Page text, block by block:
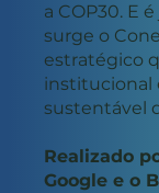
a COP30. E
surge o
estratégico
institucional
sustentável
Realizado
Google e o